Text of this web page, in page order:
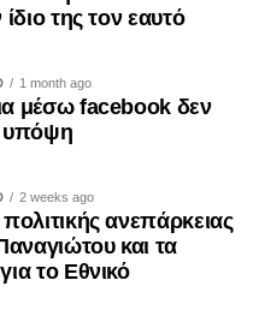
ισοδυναμούν κατ’
παραμένουν
τις οργανωτικές
μορφές «κατάληψης» της
από επιμέρους
ότι η αδιαφανής
ακεραιότητα των θεσμών
των πολιτών.
περαιτέρω το πεδίο της
της τον εαυτό
1 month ago
μέσω facebook δεν
υπόψη
2 weeks ago
ανεπάρκειας
και τα
το Εθνικό